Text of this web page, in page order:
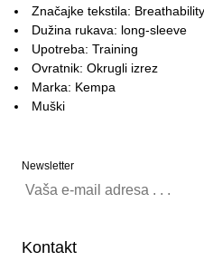
Značajke tekstila:
Dužina rukava: long-sleeve
Upotreba: Training
Ovratnik: Okrugli izrez
Marka: Kempa
Muški
Newsletter
Kontakt